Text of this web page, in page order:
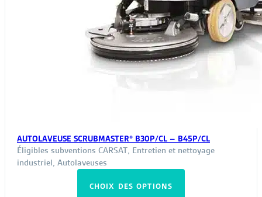
AUTOLAVEUSE SCRUBMASTER® B30P/CL – B45P/CL
Éligibles subventions CARSAT, Entretien et nettoyage
industriel, Autolaveuses
CHOIX DES OPTIONS